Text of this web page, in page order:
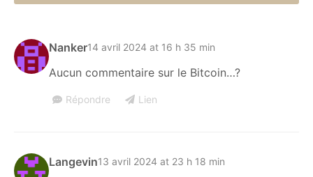
Nanker14 avril 2024 at 16 h 35 min
Aucun commentaire sur le Bitcoin…?
Répondre Lien
Langevin13 avril 2024 at 23 h 18 min